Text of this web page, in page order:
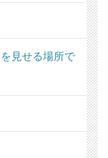
見せる場所で